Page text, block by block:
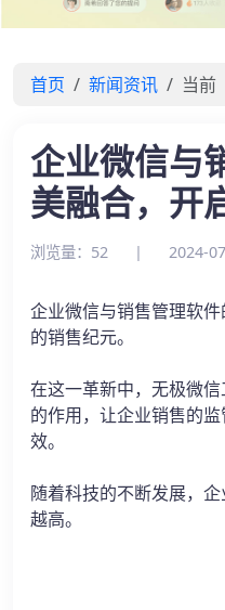
首页 新闻资讯 当前
企业微信与
美融合，开
浏览量：52 | 2024-
企业微信与销售管理软
的销售纪元。
在这一革新中，无极微
的作用，让企业销售的
效。
随着科技的不断发展，
越高。